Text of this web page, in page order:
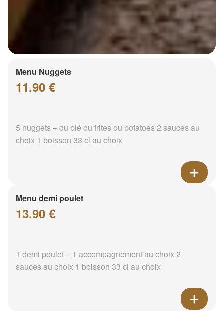
Menu Nuggets
11.90 €
5 nuggets + du blé ou frites ou potatoes 2 sauces au
choix 1 boisson 33 cl au choix
Menu demi poulet
13.90 €
1 demi poulet + 1 accompagnement au choix 2
sauces au choix 1 boisson 33 cl au choix